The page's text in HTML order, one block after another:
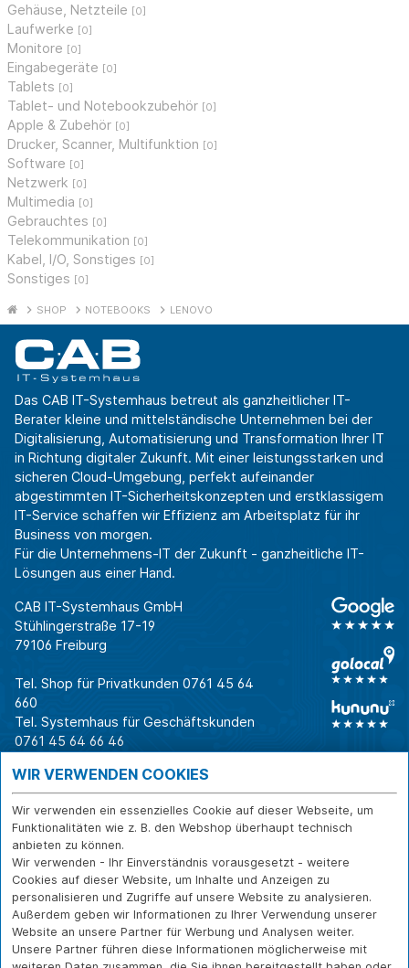
Gehäuse, Netzteile [0]
Laufwerke [0]
Monitore [0]
Eingabegeräte [0]
Tablets [0]
Tablet- und Notebookzubehör [0]
Apple & Zubehör [0]
Drucker, Scanner, Multifunktion [0]
Software [0]
Netzwerk [0]
Multimedia [0]
Gebrauchtes [0]
Telekommunikation [0]
Kabel, I/O, Sonstiges [0]
Sonstiges [0]
SHOP NOTEBOOKS LENOVO
Das CAB IT-Systemhaus betreut als ganzheitlicher IT-
Berater kleine und mittelständische Unternehmen bei der
Digitalisierung, Automatisierung und Transformation Ihrer IT
in Richtung digitaler Zukunft. Mit einer leistungsstarken und
sicheren Cloud-Umgebung, perfekt aufeinander
abgestimmten IT-Sicherheitskonzepten und erstklassigem
IT-Service schaffen wir Effizienz am Arbeitsplatz für ihr
Business von morgen.
Für die Unternehmens-IT der Zukunft - ganzheitliche IT-
Lösungen aus einer Hand.
CAB IT-Systemhaus GmbH
Stühlingerstraße 17-19
79106 Freiburg
Tel. Shop für Privatkunden 0761 45 64
660
Tel. Systemhaus für Geschäftskunden
0761 45 64 66 46
Warum CAB
Für Business-
Entscheider
Für IT-Leiter
Für Privatkunden
Erfolgsgeschichte
n
Branchen
IT für
IT-Security
IT-Infrastruktur
Softwarelösungen
WLAN-Lösungen
IT-Beratung und
Service
Reparatur
Versand- und
Zahlarten
Rücksendung und
Widerruf
Über CAB Kontakt IMPRESSUM
WIR VERWENDEN COOKIES
Wir verwenden ein essenzielles Cookie auf dieser Webseite, um
Funktionalitäten wie z. B. den Webshop überhaupt technisch
anbieten zu können.
Wir verwenden - Ihr Einverständnis vorausgesetzt - weitere
Cookies auf dieser Website, um Inhalte und Anzeigen zu
personalisieren und Zugriffe auf unsere Website zu analysieren.
Außerdem geben wir Informationen zu Ihrer Verwendung unserer
Website an unsere Partner für Werbung und Analysen weiter.
Unsere Partner führen diese Informationen möglicherweise mit